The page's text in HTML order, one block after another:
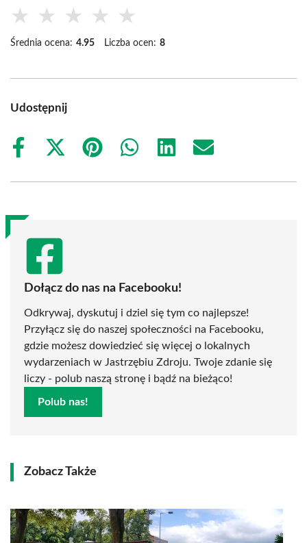
★ ★ ★ ★ ★
Średnia ocena: 4.95 Liczba ocen: 8
Udostępnij
Share
Share
(Twitter)
Share
Share
Share
Share
Dołącz do nas na Facebooku!
Odkrywaj, dyskutuj i dziel się tym co najlepsze!
Przyłącz się do naszej społeczności na Facebooku,
gdzie możesz dowiedzieć się więcej o lokalnych
wydarzeniach w Jastrzębiu Zdroju. Twoje zdanie się
liczy - polub naszą stronę i bądź na bieżąco!
Polub nas!
Zobacz Także